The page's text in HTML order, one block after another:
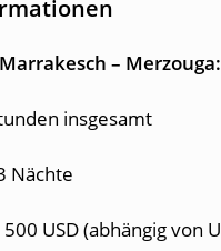
– Merzouga:
insgesamt
Nächte
500 USD (abhängig